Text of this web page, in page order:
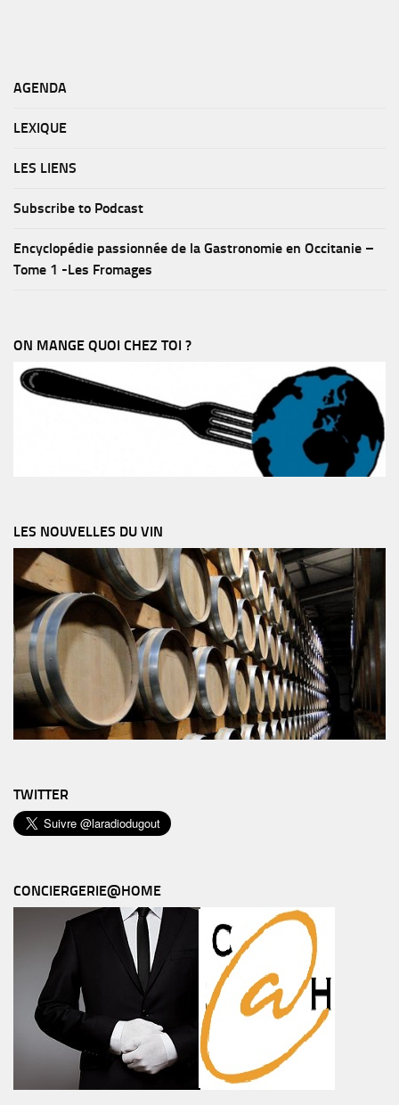
AGENDA
LEXIQUE
LES LIENS
Subscribe to Podcast
Encyclopédie passionnée de la Gastronomie en Occitanie –
Tome 1 -Les Fromages
ON MANGE QUOI CHEZ TOI ?
LES NOUVELLES DU VIN
TWITTER
CONCIERGERIE@HOME